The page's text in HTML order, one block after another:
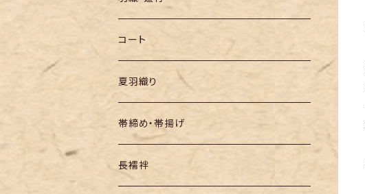
半幅帯
コート
夏羽織り
帯締め・帯揚げ
長襦袢